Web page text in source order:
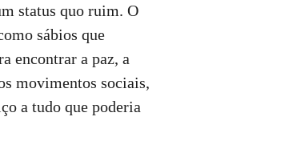
status quo ruim. O
sábios que
encontrar a paz, a
movimentos sociais,
a tudo que poderia